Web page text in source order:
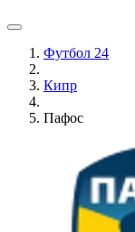
Футбол 24
Кипр
Пафос